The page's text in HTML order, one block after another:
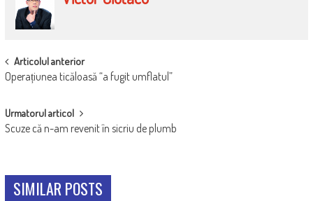
POST
NAVIGATION
Articolul anterior
Operațiunea ticăloasă “a fugit umflatul”
Urmatorul articol
Scuze că n-am revenit în sicriu de plumb
SIMILAR POSTS